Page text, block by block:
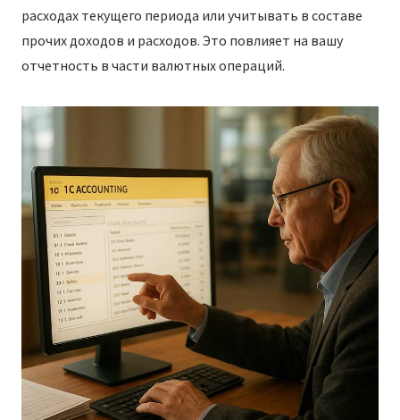
расходах текущего периода или учитывать в составе
прочих доходов и расходов. Это повлияет на вашу
отчетность в части валютных операций.